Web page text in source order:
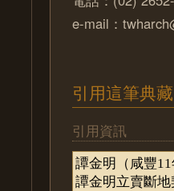
e-mail：
引用這筆典
引用資訊